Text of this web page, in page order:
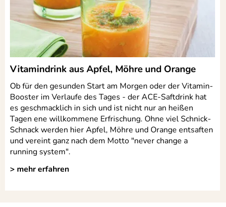
Vitamindrink aus Apfel, Möhre und Orange
Ob für den gesunden Start am Morgen oder der Vitamin-
Booster im Verlaufe des Tages - der ACE-Saftdrink hat
es geschmacklich in sich und ist nicht nur an heißen
Tagen ene willkommene Erfrischung. Ohne viel Schnick-
Schnack werden hier Apfel, Möhre und Orange entsaften
und vereint ganz nach dem Motto "never change a
running system".
> mehr erfahren